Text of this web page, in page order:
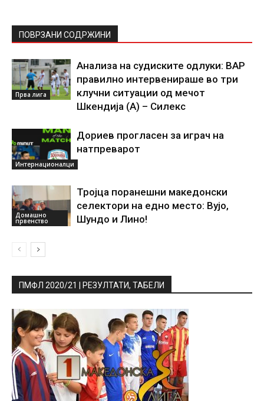
ПОВРЗАНИ СОДРЖИНИ
Прва лига
Анализа на судиските одлуки: ВАР
правилно интервенираше во три
клучни ситуации од мечот
Шкендија (А) – Силекс
Интернационалци
Дориев прогласен за играч на
натпреварот
Домашно
првенство
Тројца поранешни македонски
селектори на едно место: Вујо,
Шундо и Лино!
ПМФЛ 2020/21 | РЕЗУЛТАТИ, ТАБЕЛИ